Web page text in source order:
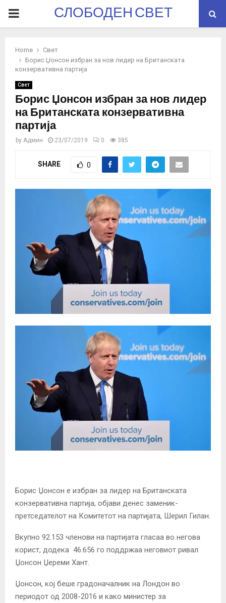
PRIMARYСЛОБОДЕН СВЕТ
Home
Свет
Борис Џонсон избран за нов лидер на Британската
конзервативна партија
Свет
Борис Џонсон избран за нов лидер
на Британската конзервативна
партија
by Админ 23/07/2019 0 385
SHARE 0
Борис Џонсон е избран за лидер на Британската
конзервативна партија, објави денес заменик-
претседателот на Комитетот на партијата, Шерил Гилан.
Вкупно 92.153 членови на партијата гласаа во негова
корист, додека 46.656 го поддржаа неговиот ривал
Џонсон Џереми Хант.
Џонсон, кој беше градоначалник на Лондон во
периодот од 2008-2016 и како министер за